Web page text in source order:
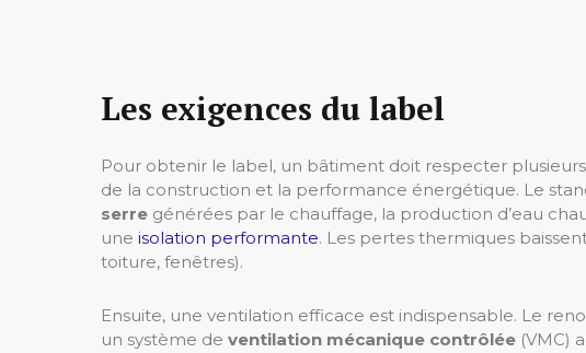
Les exigences du label
Pour obtenir le label, un bâtiment doit respecter
de la construction et la performance énergétique. Le
serre générées par le chauffage, la production d’eau
une isolation performante. Les pertes thermiques
toiture, fenêtres).
Ensuite, une ventilation efficace est indispensable. Le
un système de ventilation mécanique contrôlée (VMC)